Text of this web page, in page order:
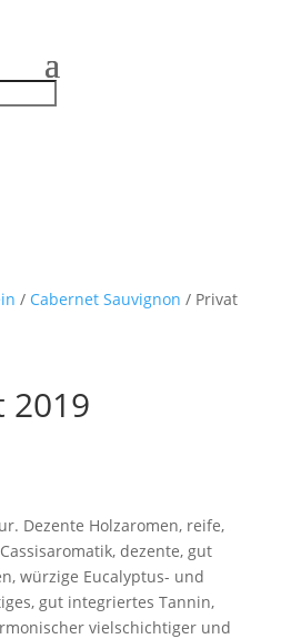
/ Cabernet Sauvignon / Privat
2019
Dezente Holzaromen, reife,
dezente, gut
würzige Eucalyptus- und
gut integriertes Tannin,
vielschichtiger und